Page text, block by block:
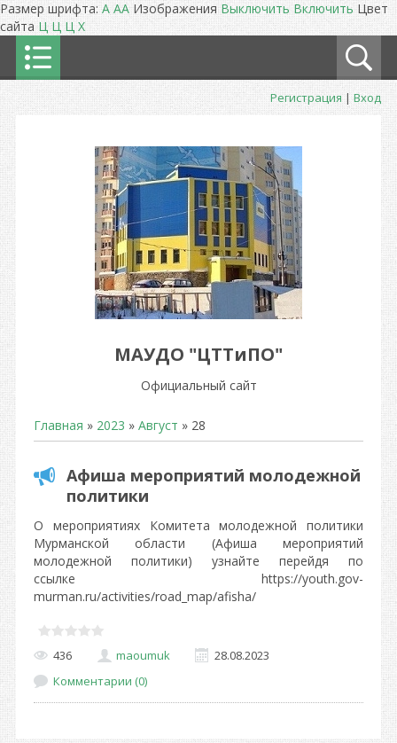
Размер шрифта:A AAИзображенияВыключить ВключитьЦвет
сайтаЦ Ц Ц Х
Регистрация|Вход
МАУДО "ЦТТиПО"
Официальный сайт
Главная » 2023 » Август » 28
Афиша мероприятий молодежной
политики
О мероприятиях Комитета молодежной политики
Мурманской области (Афиша мероприятий
молодежной политики) узнайте перейдя по
ссылке https://youth.gov-
murman.ru/activities/road_map/afisha/
436 maoumuk
28.08.2023
Комментарии (0)